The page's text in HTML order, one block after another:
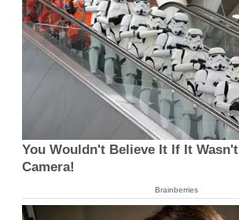
You Wouldn't Believe It If It
Camera!
Brainberries